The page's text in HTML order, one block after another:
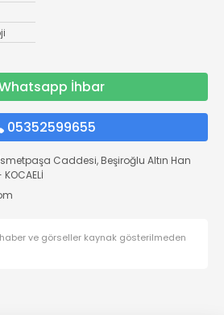
İhbar
05352599655
Caddesi, Beşiroğlu Altın Han
ve görseller kaynak gösterilmeden